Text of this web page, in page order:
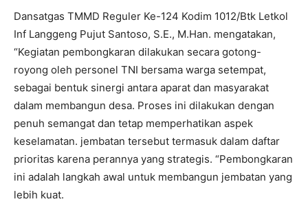
Dansatgas TMMD Reguler Ke-124 Kodim 1012/Btk Letkol
Inf Langgeng Pujut Santoso, S.E., M.Han. mengatakan,
“Kegiatan pembongkaran dilakukan secara gotong-
royong oleh personel TNI bersama warga setempat,
sebagai bentuk sinergi antara aparat dan masyarakat
dalam membangun desa. Proses ini dilakukan dengan
penuh semangat dan tetap memperhatikan aspek
keselamatan. jembatan tersebut termasuk dalam daftar
prioritas karena perannya yang strategis. “Pembongkaran
ini adalah langkah awal untuk membangun jembatan yang
lebih kuat.